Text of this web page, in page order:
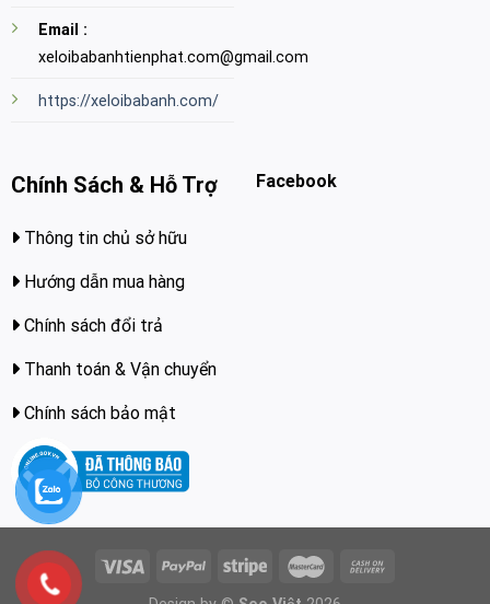
Email :
xeloibabanhtienphat.com@gmail.com
https://xeloibabanh.com/
Chính Sách & Hỗ Trợ
Thông tin chủ sở hữu
Hướng dẫn mua hàng
Chính sách đổi trả
Thanh toán & Vận chuyển
Chính sách bảo mật
Facebook